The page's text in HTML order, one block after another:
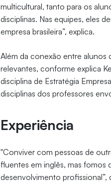
multicultural, tanto para os
disciplinas. Nas equipes, eles
empresa brasileira”, explica.
Além da conexão entre alunos
relevantes, conforme explica
disciplina de Estratégia
disciplinas dos professores
Experiência
"Conviver com pessoas de
fluentes em inglês, mas fomos
desenvolvimento profissional”,